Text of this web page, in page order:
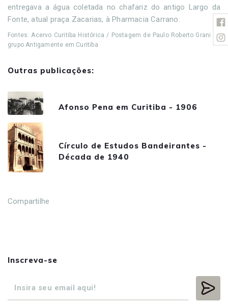
entregava a água coletada no chafariz do antigo Largo da
Fonte, atual praça Zacarias, à Pharmacia Carrano.
Fontes: Acervo Curitiba Histórica / Postagem de Paulo Roberto Grani no
grupo Antigamente em Curitiba
Outras publicações:
Afonso Pena em Curitiba - 1906
Círculo de Estudos Bandeirantes -
Década de 1940
Compartilhe
Inscreva-se